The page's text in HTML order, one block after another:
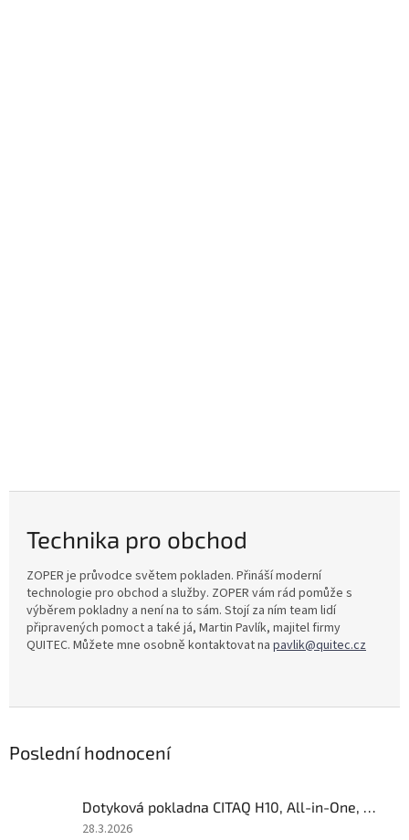
Technika pro obchod
ZOPER je průvodce světem pokladen. Přináší moderní
technologie pro obchod a služby. ZOPER vám rád pomůže s
výběrem pokladny a není na to sám. Stojí za ním team lidí
připravených pomoct a také já, Martin Pavlík, majitel firmy
QUITEC. Můžete mne osobně kontaktovat na pavlik@quitec.cz
Poslední hodnocení
Dotyková pokladna CITAQ H10, All-in-One, Android 5.1, 1GB + 4GB, 3G
Hodnocení
28.3.2026